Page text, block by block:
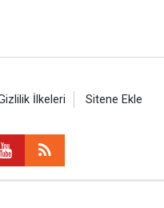
İlkeleri Sitene Ekle